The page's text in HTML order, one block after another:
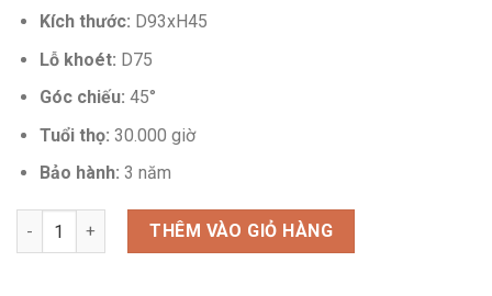
Kích thước: D93xH45
Lỗ khoét: D75
Góc chiếu: 45°
Tuổi thọ: 30.000 giờ
Bảo hành: 3 năm
Số lượng THÊM VÀO GIỎ HÀNG